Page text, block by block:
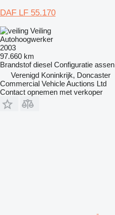
DAF LF 55.170
Veiling
Autohoogwerker
2003
97.660 km
Brandstof diesel Configuratie assen
Verenigd Koninkrijk, Doncaster
Commercial Vehicle Auctions Ltd
Contact opnemen met verkoper